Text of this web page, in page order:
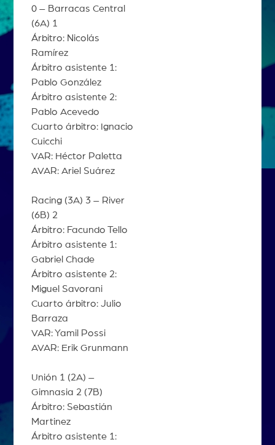
0 – Barracas Central
(6A) 1
Árbitro: Nicolás
Ramírez
Árbitro asistente 1:
Pablo González
Árbitro asistente 2:
Pablo Acevedo
Cuarto árbitro: Ignacio
Cuicchi
VAR: Héctor Paletta
AVAR: Ariel Suárez
Racing (3A) 3 – River
(6B) 2
Árbitro: Facundo Tello
Árbitro asistente 1:
Gabriel Chade
Árbitro asistente 2:
Miguel Savorani
Cuarto árbitro: Julio
Barraza
VAR: Yamil Possi
AVAR: Erik Grunmann
Unión 1 (2A) –
Gimnasia 2 (7B)
Árbitro: Sebastián
Martinez
Árbitro asistente 1: